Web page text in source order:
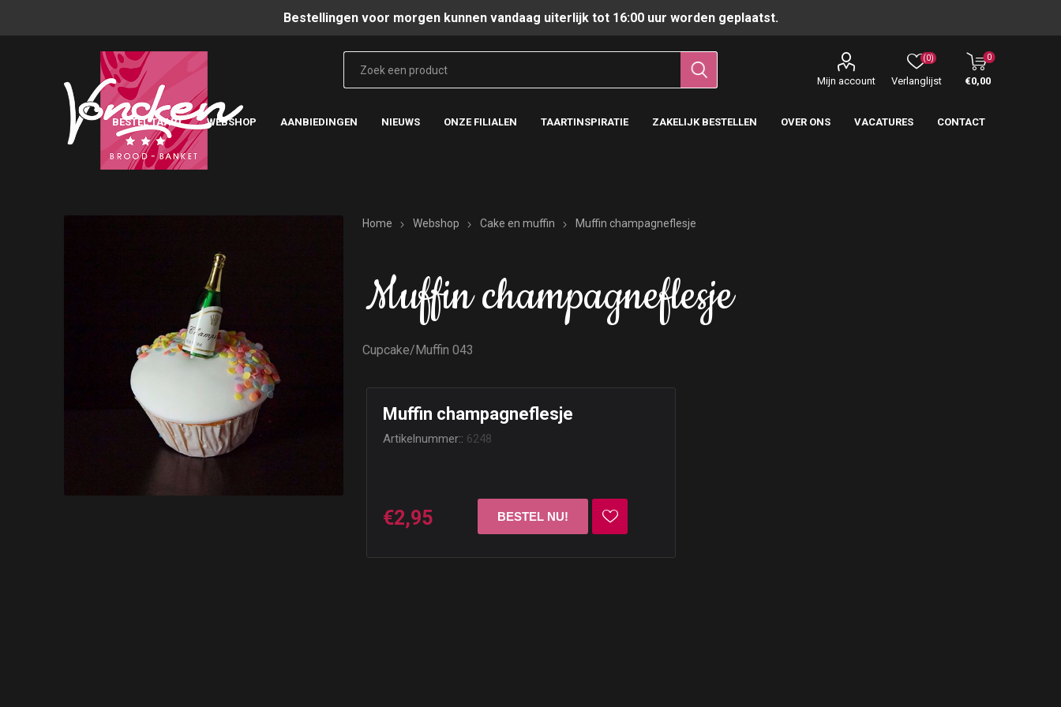
Bestellingen voor morgen kunnen vandaag uiterlijk tot 16:00 uur worden geplaatst.
Mijn account Verlanglijst
(0) 0
€0,00
BESTEL TAART WEBSHOP AANBIEDINGEN NIEUWS ONZE FILIALEN TAARTINSPIRATIE ZAKELIJK BESTELLEN OVER ONS VACATURES CONTACT
Home Webshop Cake en muffin Muffin champagneflesje
Muffin champagneflesje
Cupcake/Muffin 043
Muffin champagneflesje
Artikelnummer:: 6248
€2,95